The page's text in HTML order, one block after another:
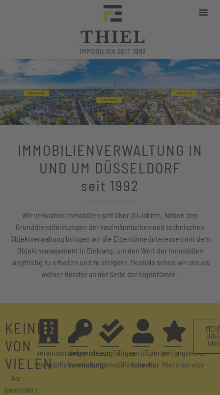
IMMOBILIEN­VERWALTUNG IN
UND UM DÜSSELDORF
seit 1992
Wir verwalten Immobilien seit über 30 Jahren. Neben den
Grunddienstleistungen der kaufmännischen und technischen
Objektverwaltung bringen wir die Eigentümerinteressen mit dem
Objektmanagement in Einklang, um den Wert der Immobilien
langfristig zu erhalten und zu steigern. Deshalb sehen wir uns als
aktiver Berater an der Seite der Eigentümer.
KEINER
VON
VIELEN
Als
besonders
verantwortungsvolle
Immobilienverwaltung
zielgerichtete
Vermietung
sorgfältiger
Immobiliencheck
zertifizierter
Verwalter
umfangreicher
Mieterservice
UNS